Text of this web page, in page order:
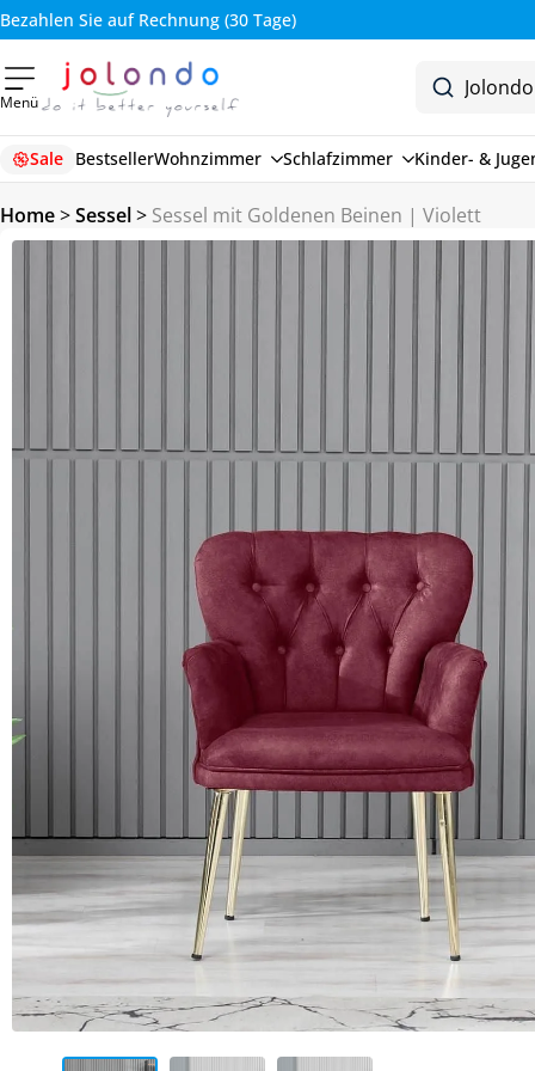
4% Rabatt bei Vorkasse Überweisung
Menü
Sale BestsellerWohnzimmer Schlafzimmer Kinder- &
Home>Sessel> Sessel mit Goldenen Beinen | Violett